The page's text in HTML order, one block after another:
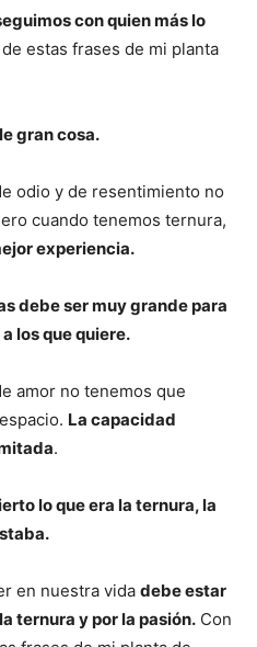
con quien más lo
estas frases de mi planta
gran cosa.
odio y de resentimiento no
cuando tenemos ternura,
experiencia.
debe ser muy grande para
los que quiere.
amor no tenemos que
La capacidad
.
lo que era la ternura, la
en nuestra vida debe estar
ternura y por la pasión. Con